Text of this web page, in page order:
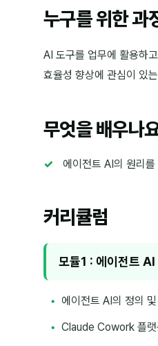
누구를 위한 과
AI 도구를 업무에 활용하
효율성 향상에 관심이 있
무엇을 배우나
에이전트 AI의 원리
커리큘럼
모듈1 : 에이전트 AI
에이전트 AI의 정의 및
Claude Cowork 플랫